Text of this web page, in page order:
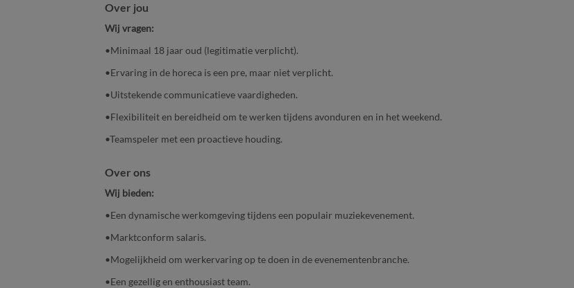
Over jou
Wij vragen:
•Minimaal 18 jaar oud (legitimatie verplicht).
•Ervaring in de horeca is een pre, maar niet verplicht.
•Uitstekende communicatieve vaardigheden.
•Flexibiliteit en bereidheid om te werken tijdens avonduren en in het weekend.
•Teamspeler met een proactieve houding.
Over ons
Wij bieden:
•Een dynamische werkomgeving tijdens een populair muziekevenement.
•Marktconform salaris.
•Mogelijkheid om werkervaring op te doen in de evenementenbranche.
•Een gezellig en enthousiast team.